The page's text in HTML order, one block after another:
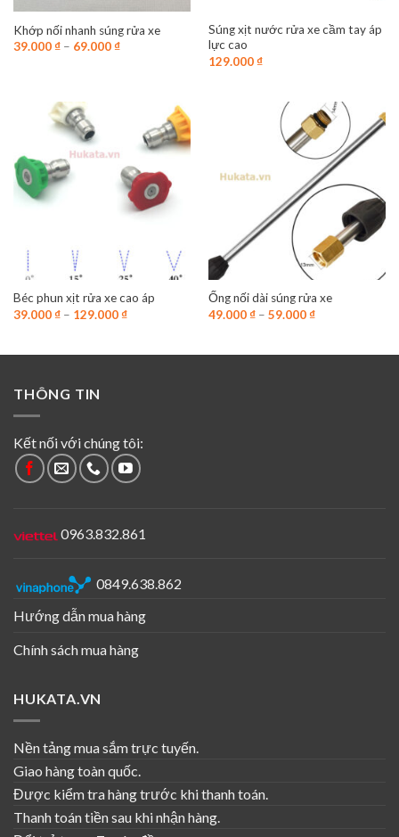
Khớp nối nhanh súng rửa xe
39.000₫– 69.000₫
Súng xịt nước rửa xe cầm tay áp
lực cao
129.000₫
Béc phun xịt rửa xe cao áp
39.000₫– 129.000₫
Ống nối dài súng rửa xe
49.000₫– 59.000₫
THÔNG TIN
Kết nối với chúng tôi:
0963.832.861
0849.638.862
Hướng dẫn mua hàng
Chính sách mua hàng
HUKATA.VN
Nền tảng mua sắm trực tuyến.
Giao hàng toàn quốc.
Được kiểm tra hàng trước khi thanh toán.
Thanh toán tiền sau khi nhận hàng.